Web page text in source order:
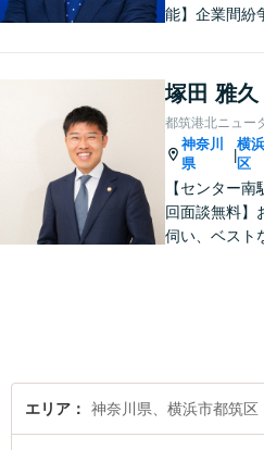
能】企業間紛
中傷・プライ
被害、いじめ
不動産に関わ
個人法務まで
応が可能です
塚田 雅久
都筑港北ニュー
神奈川
県
|
横
区
【センター
回面談無料】
伺い、ベスト
気軽にご相談
ます。
エリア 神奈川県、横浜市都筑区